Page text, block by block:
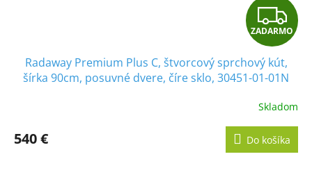
Z
A
D
A
R
M
ZADARMO
Radaway Premium Plus C, štvorcový sprchový kút,
šírka 90cm, posuvné dvere, číre sklo, 30451-01-01N
Skladom
540 € Do košíka